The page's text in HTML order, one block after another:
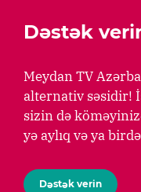
Dəstək
Meydan TV
alternativ səsidir!
sizin də
yə aylıq və ya
Dəstək verin